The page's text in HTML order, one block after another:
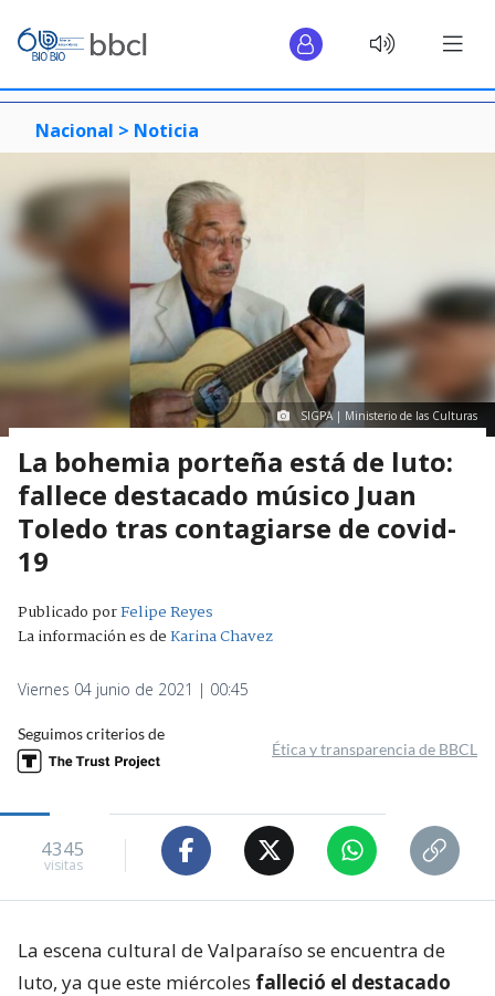
Nacional > Noticia
SIGPA | Ministerio de las Culturas
La bohemia porteña está de luto:
fallece destacado músico Juan
Toledo tras contagiarse de covid-
19
Publicado porFelipe Reyes
La información es deKarina Chavez
Viernes 04 junio de 2021 | 00:45
Seguimos criterios de
Ética y transparencia de BBCL
4345
visitas
La escena cultural de Valparaíso se encuentra de
luto, ya que este miércoles falleció el destacado